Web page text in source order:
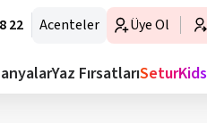
22 Acenteler Üye Ol
Yaz FırsatlarıSeturKids